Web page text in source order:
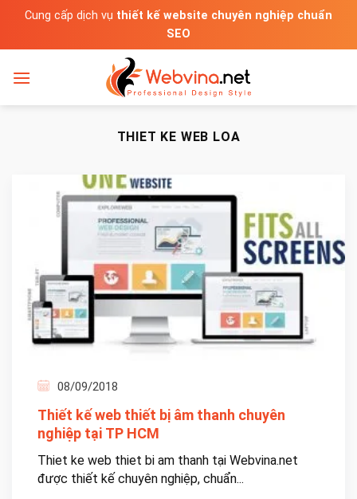
nội
dung
Cung cấp dịch vụ thiết kế website chuyên nghiệp chuẩn
SEO
THIET KE WEB LOA
08/09/2018
Thiết kế web thiết bị âm thanh chuyên
nghiệp tại TP HCM
Thiet ke web thiet bi am thanh tại Webvina.net
được thiết kế chuyên nghiệp, chuẩn...